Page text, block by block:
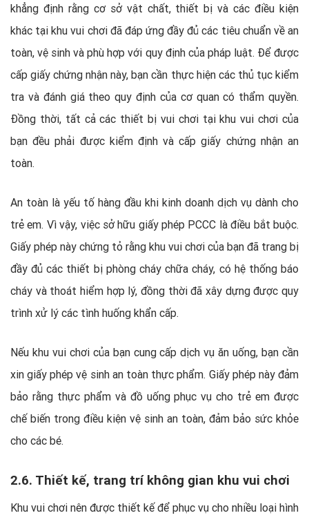
khẳng định rằng cơ sở vật chất, thiết bị và các điều kiện
khác tại khu vui chơi đã đáp ứng đầy đủ các tiêu chuẩn về an
toàn, vệ sinh và phù hợp với quy định của pháp luật. Để được
cấp giấy chứng nhận này, bạn cần thực hiện các thủ tục kiểm
tra và đánh giá theo quy định của cơ quan có thẩm quyền.
Đồng thời, tất cả các thiết bị vui chơi tại khu vui chơi của
bạn đều phải được kiểm định và cấp giấy chứng nhận an
toàn.
An toàn là yếu tố hàng đầu khi kinh doanh dịch vụ dành cho
trẻ em. Vì vậy, việc sở hữu giấy phép PCCC là điều bắt buộc.
Giấy phép này chứng tỏ rằng khu vui chơi của bạn đã trang bị
đầy đủ các thiết bị phòng cháy chữa cháy, có hệ thống báo
cháy và thoát hiểm hợp lý, đồng thời đã xây dựng được quy
trình xử lý các tình huống khẩn cấp.
Nếu khu vui chơi của bạn cung cấp dịch vụ ăn uống, bạn cần
xin giấy phép vệ sinh an toàn thực phẩm. Giấy phép này đảm
bảo rằng thực phẩm và đồ uống phục vụ cho trẻ em được
chế biến trong điều kiện vệ sinh an toàn, đảm bảo sức khỏe
cho các bé.
2.6. Thiết kế, trang trí không gian khu vui chơi
Khu vui chơi nên được thiết kế để phục vụ cho nhiều loại hình